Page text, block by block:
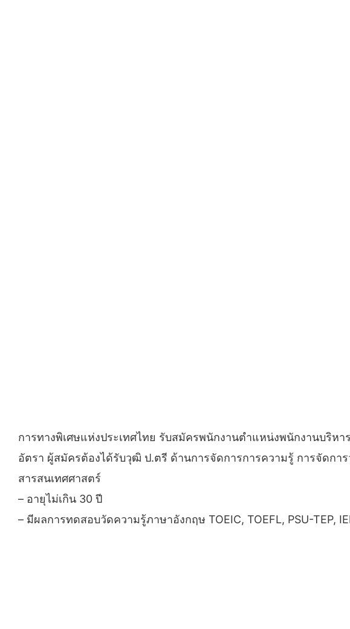
การทางพิเศษแห่งประเทศไทย รับสมัครพนักงานตำแหน่งพนักงานบริ
อัตรา ผู้สมัครต้องได้รับวุฒิ ป.ตรี ด้านการจัดการการความรู้ การจัดก
สารสนเทศศาสตร์
– อายุไม่เกิน 30 ปี
– มีผลการทดสอบวัดความรู้ภาษาอังกฤษ TOEIC, TOEFL, PSU-TEP,